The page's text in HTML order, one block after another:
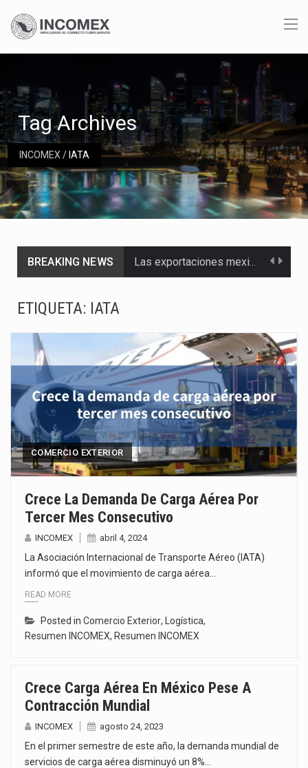
INCOMEX/ IATA
Tag Archives
BREAKING NEWS Las exportaciones mexicanas de vehículos ligeros disminuyeron 9.67 % en julio a tasa anual, alcanzando…
Solo el 17.8 % de las empresas en México se considera totalmente preparada para la…
Ante la suspensión temporal de las inspecciones sanitarias del Departamento de Agricultura de Estados Unidos…
Los créditos fiscales determinados a empresas IMMEX rara vez nacen de una interpretación equivocada de…
La industria automotriz mexicana concentra más de la mitad de las quejas bajo el Mecanismo…
ETIQUETA: IATA
COMERCIO EXTERIOR
Crece La Demanda De Carga Aérea Por
Tercer Mes Consecutivo
INCOMEX abril 4, 2024
La Asociación Internacional de Transporte Aéreo (IATA)
informó que el movimiento de carga aérea…
READ MORE
Posted in Comercio Exterior, Logística,
Resumen INCOMEX, Resumen INCOMEX
Crece Carga Aérea En México Pese A
Contracción Mundial
INCOMEX agosto 24, 2023
En el primer semestre de este año, la demanda mundial de
servicios de carga aérea disminuyó un 8%…